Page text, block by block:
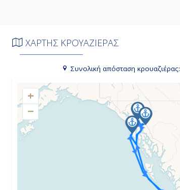
ΧΑΡΤΗΣ ΚΡΟΥΑΖΙΕΡΑΣ
Συνολική απόσταση κρουαζιέρας:
+
−